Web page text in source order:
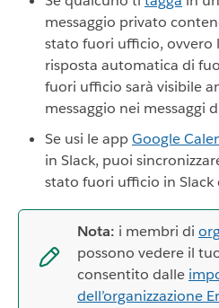
messaggio privato
stato fuori ufficio, ovvero
risposta automatica di
fuori ufficio sarà visibile
messaggio nei messaggi
Se usi le app Google
in Slack, puoi
stato fuori ufficio in Slack
Nota: i membri di
possono vedere il
consentito dalle
dell’organizzazione